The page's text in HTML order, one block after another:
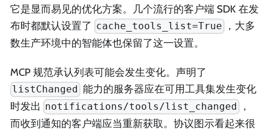
它是显而易见的优化方案。几个流行的客户端 SDK 在发
布时都默认设置了 cache_tools_list=True
，大多
数生产环境中的智能体也保留了这一设置。
MCP 规范承认列表可能会发生变化。声明了
listChanged 能力的服务器应在可用工具集发生变化
时发出 notifications/tools/list_changed
，
而收到通知的客户端应当重新获取。协议图示看起来很